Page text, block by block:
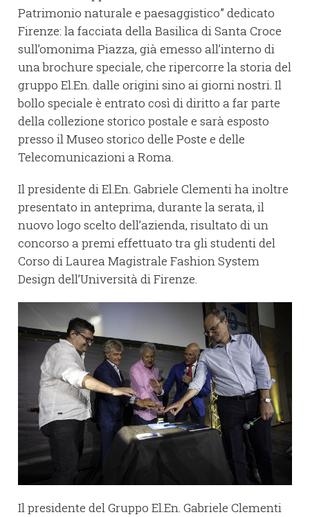
Patrimonio naturale e paesaggistico” dedicato
Firenze: la facciata della Basilica di Santa Croce
sull’omonima Piazza, già emesso all’interno di
una brochure speciale, che ripercorre la storia del
gruppo El.En. dalle origini sino ai giorni nostri. Il
bollo speciale è entrato così di diritto a far parte
della collezione storico postale e sarà esposto
presso il Museo storico delle Poste e delle
Telecomunicazioni a Roma.
Il presidente di El.En. Gabriele Clementi ha inoltre
presentato in anteprima, durante la serata, il
nuovo logo scelto dell’azienda, risultato di un
concorso a premi effettuato tra gli studenti del
Corso di Laurea Magistrale Fashion System
Design dell’Università di Firenze.
Il presidente del Gruppo El.En. Gabriele Clementi